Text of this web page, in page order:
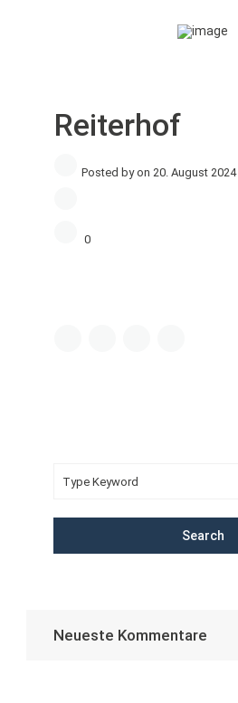
Reiterhof
Posted by on 20. August 2024
0
Search
Neueste Kommentare